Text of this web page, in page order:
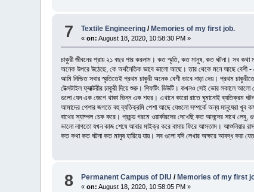
7 Textile Engineering / Memories of my first job.
«on: August 18, 2020, 10:58:30 PM »
চাকুরী জীবনের প্রায় ২১ বছর পার করলাম। কত স্মৃতি, কত মানুষ, কত ঘটনা। সব
অনেক উপরে উঠেছে, কে অর্থনৈতিক ভাবে ভালো আছে। তার থেকে মনে আছে বেশী -
আমি নিশ্চিত সবার স্মৃতিতেই প্রথম চাকুরী অনেক বেশী ভাবে নাড়া দেয়। প্রথম
টেক্সটাইল ফ্যাক্টরীর চাকুরী দিয়ে শুরু। শিফটিং ডিউটি। কখনও সেই ভোর সকালে
গুলো যেন এক জেগে থাকা ভিন্ন এক শহর। এখানে কারো রাতে ঘুমানোই ব্যতিক্রম
আমাদের পেশার জগতে বহু ব্যতিক্রমি পেশা আছে যেগুলো সম্পর্কে অন্য মানুষেরা খুব
বাথের স্যাম্পল চেক করে। প্রচন্ড গরমে ওয়ার্কারদের দেখেছি কত আনন্দের সাথে
ভালো লাগতো যখন কাজ শেষে আবার মাইক্র করে বাসায় ফিরে আসতাম। আশুলিয়ার
কত কথা কত ঘটনা কত মানুষ হারিয়ে যায়। সব গুলো যদি লেখার অক্ষরে আবদ্ধ করা
8 Permanent Campus of DIU / Memories of my first
«on: August 18, 2020, 10:58:05 PM »